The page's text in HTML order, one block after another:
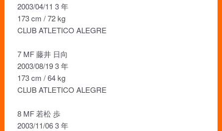
2003/04/11 3 年
173 cm / 72 kg
CLUB ATLETICO ALEGRE
7 MF 藤井 日向
2003/08/19 3 年
173 cm / 64 kg
CLUB ATLETICO ALEGRE
8 MF 若松 歩
2003/11/06 3 年